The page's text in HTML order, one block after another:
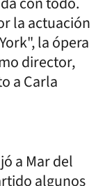
la actuación
la ópera
director,
a Carla
a Mar del
algunos